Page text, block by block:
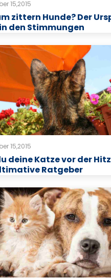
15,2015
zittern Hunde? Der
den Stimmungen
15,2015
deine Katze vor der
Ratgeber